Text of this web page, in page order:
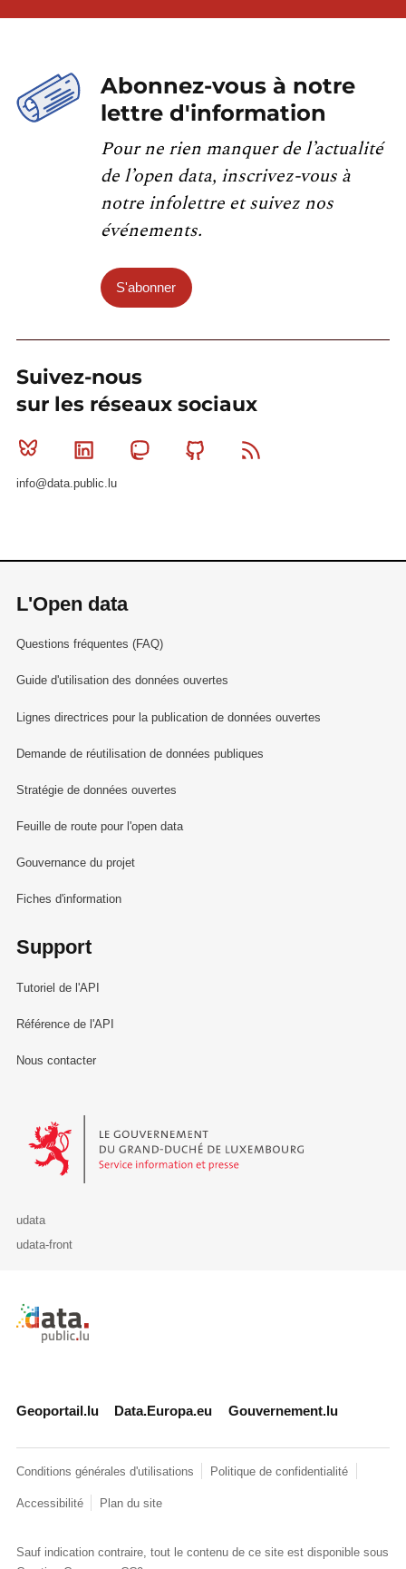
Abonnez-vous à notre
lettre d'information
Pour ne rien manquer de l’actualité
de l’open data, inscrivez-vous à
notre infolettre et suivez nos
événements.
S'abonner
Suivez-nous
sur les réseaux sociaux
Bluesky Linkedin MastodonGithub
info@data.public.lu
L'Open data
Questions fréquentes (FAQ)
Guide d'utilisation des données ouvertes
Lignes directrices pour la publication de données ouvertes
Demande de réutilisation de données publiques
Stratégie de données ouvertes
Feuille de route pour l'open data
Gouvernance du projet
Fiches d'information
Support
Tutoriel de l'API
Référence de l'API
Nous contacter
Le Gouvernement du Grand-Duché de Luxembourg - Service
udata
udata-front
Retour à l'accueil de data.public.lu
Geoportail.lu Data.Europa.eu Gouvernement.lu
Conditions générales d'utilisations Politique de confidentialité
Accessibilité Plan du site
Sauf indication contraire, tout le contenu de ce site est disponible sous